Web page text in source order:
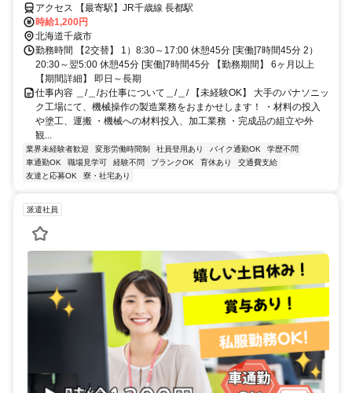
アクセス 【最寄駅】JR千歳線 長都駅
時給1,200円
北海道千歳市
勤務時間 【2交替】 1）8:30～17:00 休憩45分 [実働]7時間45分 2）
20:30～翌5:00 休憩45分 [実働]7時間45分 【勤務期間】 6ヶ月以上
【期間詳細】 即日～長期
仕事内容 ＿/＿/お仕事について＿/＿/ 【未経験OK】 大手のパナソニッ
ク工場にて、機械操作の製造業務をおまかせします！ ・材料の投入
や塗工、運搬 ・機械への材料投入、加工業務 ・完成品の組立や外
観...
業界未経験者歓迎 変形労働時間制 社員登用あり バイク通勤OK
学歴不問
車通勤OK
職場見学可 経験不問 ブランクOK 育休あり
交通費支給
友達と応募OK
寮・社宅あり
派遣社員